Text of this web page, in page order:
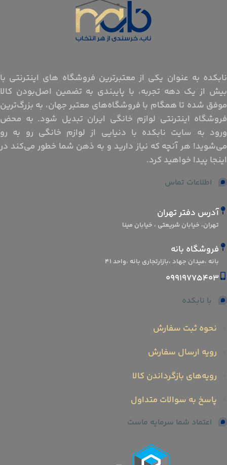
نابکده به عنوان یکی از معتبرترین فروشگاه های اینترنتی با
بیش از یک دهه تجربه، با پایبندی به تضمین اصل‌بودن کالا
موفق شده تا همگام با فروشگاه‌های معتبر جهان، به بزرگ‌ترین
فروشگاه اینترنتی لوازم خانگی ایران تبدیل شود. به محض
ورود به سایت نابکده با دنیایی از لوازم خانگی رو به رو
می‌شوید! هر آنچه که نیاز دارید و به ذهن شما خطور می‌کند در
اینجا پیدا خواهید کرد.
اطلاعات تماس
آدرس دفتر تهران
تهران، خیابان شریعتی ، خیابان مینا
فروشگاه بانه
بانه ،میدان جهاد ،بازارتجاری بانه ،واحد ۴۱
09919775403
با نابکده
نحوه ثبت سفارش
رویه ارسال سفارش
رویه‌های بازگرداندن کالا
پاسخ به سوالات متداول
اعتماد شما سرمایه ماست